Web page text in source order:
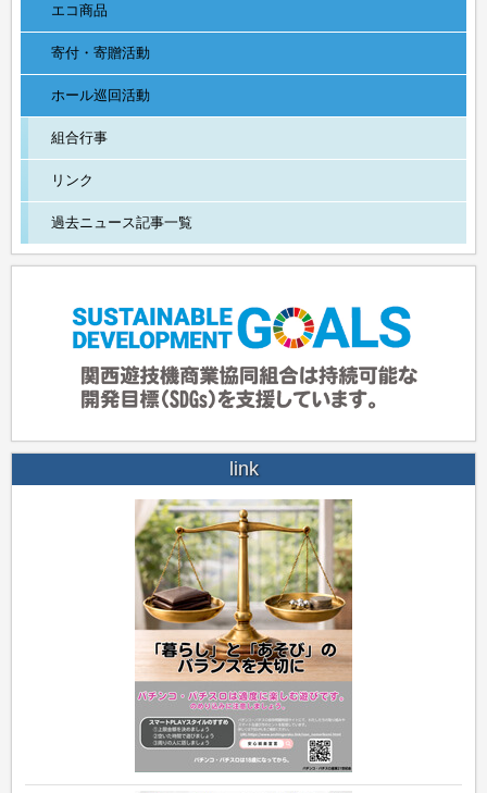
エコ商品
寄付・寄贈活動
ホール巡回活動
組合行事
リンク
過去ニュース記事一覧
link